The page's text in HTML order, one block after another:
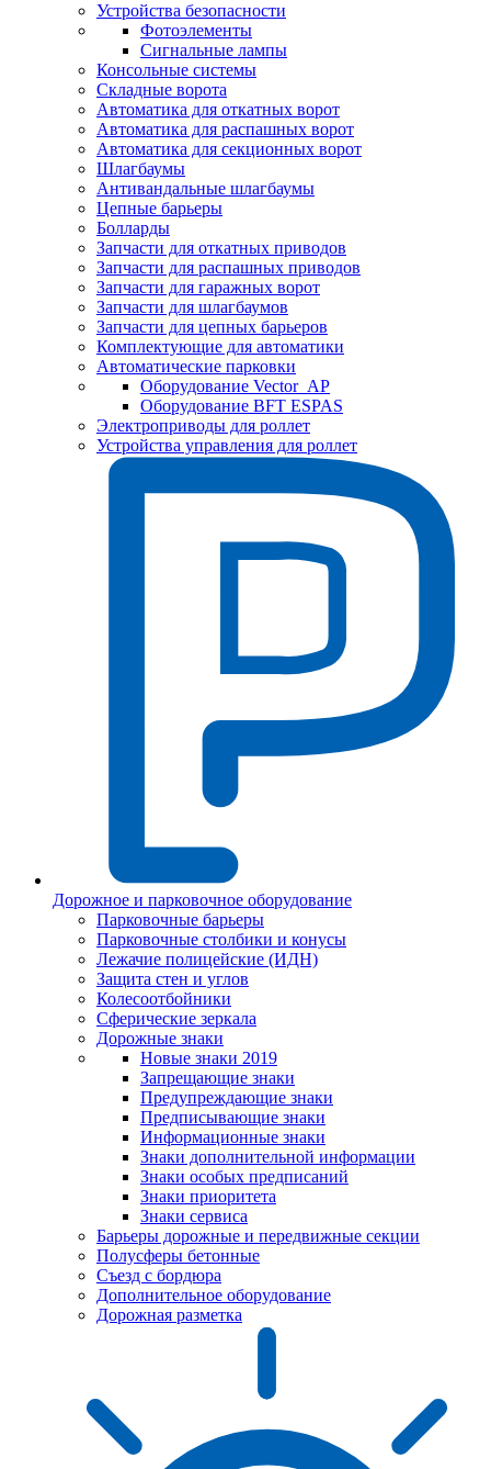
Устройства безопасности
Фотоэлементы
Сигнальные лампы
Консольные системы
Складные ворота
Автоматика для откатных ворот
Автоматика для распашных ворот
Автоматика для секционных ворот
Шлагбаумы
Антивандальные шлагбаумы
Цепные барьеры
Болларды
Запчасти для откатных приводов
Запчасти для распашных приводов
Запчасти для гаражных ворот
Запчасти для шлагбаумов
Запчасти для цепных барьеров
Комплектующие для автоматики
Автоматические парковки
Оборудование Vector_AP
Оборудование BFT ESPAS
Электроприводы для роллет
Устройства управления для роллет
Дорожное и парковочное оборудование
Парковочные барьеры
Парковочные столбики и конусы
Лежачие полицейские (ИДН)
Защита стен и углов
Колесоотбойники
Сферические зеркала
Дорожные знаки
Новые знаки 2019
Запрещающие знаки
Предупреждающие знаки
Предписывающие знаки
Информационные знаки
Знаки дополнительной информации
Знаки особых предписаний
Знаки приоритета
Знаки сервиса
Барьеры дорожные и передвижные секции
Полусферы бетонные
Съезд с бордюра
Дополнительное оборудование
Дорожная разметка